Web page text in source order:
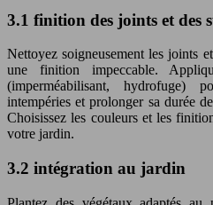
3.1 finition des joints et des
Nettoyez soigneusement les joints
une finition impeccable.
(imperméabilisant,
intempéries et prolonger sa durée
Choisissez les couleurs et les
votre jardin.
3.2 intégration au jardin